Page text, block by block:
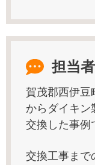
担当
賀茂郡西伊豆
からダイキン
交換した事例
交換工事まで